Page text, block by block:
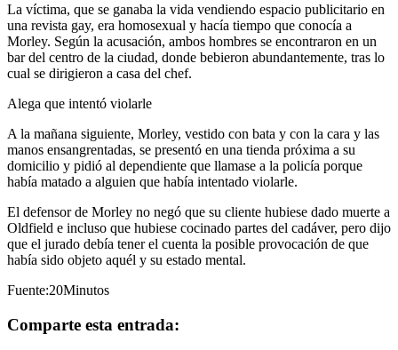
La víctima, que se ganaba la vida vendiendo espacio publicitario en
una revista gay, era homosexual y hacía tiempo que conocía a
Morley. Según la acusación, ambos hombres se encontraron en un
bar del centro de la ciudad, donde bebieron abundantemente, tras lo
cual se dirigieron a casa del chef.
Alega que intentó violarle
A la mañana siguiente, Morley, vestido con bata y con la cara y las
manos ensangrentadas, se presentó en una tienda próxima a su
domicilio y pidió al dependiente que llamase a la policía porque
había matado a alguien que había intentado violarle.
El defensorde Morley no negó que su cliente hubiese dado muerte a
Oldfield e incluso que hubiese cocinado partes del cadáver, pero dijo
que el jurado debía tenerel cuenta la posible provocación de que
había sido objeto aquél y su estado mental.
Fuente:20Minutos
Comparte esta entrada: